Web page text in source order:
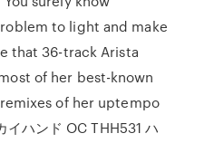
to light and make
that 36-track Arista
of her best-known
of her uptempo
イハンド OC THH531 ハ